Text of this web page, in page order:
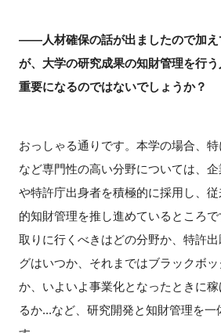
――人材確保の話が出ましたので加え
が、大学の研究成果の知財管理を行
重要になるのではないでしょうか？
おっしゃる通りです。本学の場合、
など専門性の高い分野については、
や特許庁出身者を積極的に採用し、
的知財管理を推し進めているところ
取りに行くべきはどの分野か、特許
グはいつか、それまではブラックボ
か、いよいよ事業化となったときに
るか...など、研究開発と知財管理を一